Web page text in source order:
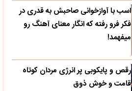
اسب با آوازخوانی صاحبش به قدری در
فکر فرو رفته که انگار معنای آهنگ رو
میفهمد!
رقص و پایکوبی پر انرژی مردان کوتاه
قامت و خوش ذوق